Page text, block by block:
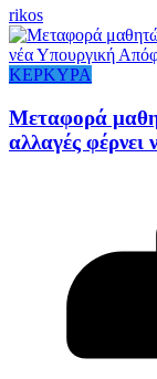
rikos
ΚΕΡΚΥΡΑ
Mεταφορά
αλλαγές